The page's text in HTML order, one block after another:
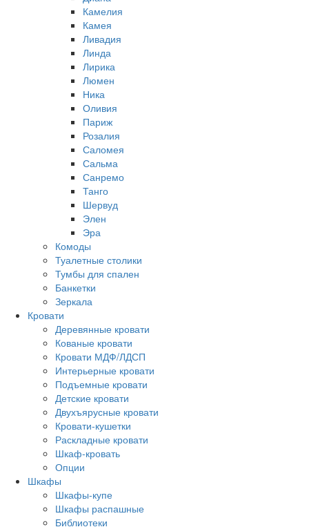
Камелия
Камея
Ливадия
Линда
Лирика
Люмен
Ника
Оливия
Париж
Розалия
Саломея
Сальма
Санремо
Танго
Шервуд
Элен
Эра
Комоды
Туалетные столики
Тумбы для спален
Банкетки
Зеркала
Кровати
Деревянные кровати
Кованые кровати
Кровати МДФ/ЛДСП
Интерьерные кровати
Подъемные кровати
Детские кровати
Двухъярусные кровати
Кровати-кушетки
Раскладные кровати
Шкаф-кровать
Опции
Шкафы
Шкафы-купе
Шкафы распашные
Библиотеки